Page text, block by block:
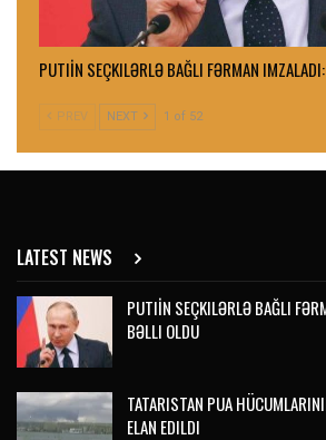
PUTIİN SEÇKILƏRLƏ BAĞLI FƏRMAN
PREV NEXT 1 of 52
LATEST NEWS
PUTIİN SEÇKILƏRLƏ BAĞLI
BƏLLI OLDU
TATARISTAN PUA
ELAN EDILDI